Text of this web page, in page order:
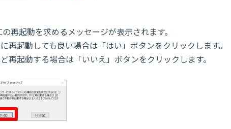
の再起動を求めるメッセージが表示されます。
再起動しても良い場合は「はい」ボタンをクリックします。
再起動する場合は「いいえ」ボタンをクリックします。